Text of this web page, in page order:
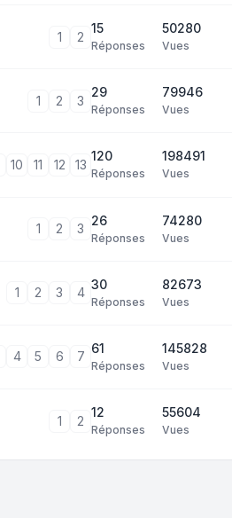
1 2
15
Réponses
50280
Vues
1 2 3
29
Réponses
79946
Vues
10 11 12 13
120
Réponses
198491
Vues
1 2 3
26
Réponses
74280
Vues
1 2 3 4
30
Réponses
82673
Vues
4 5 6 7
61
Réponses
145828
Vues
1 2
12
Réponses
55604
Vues